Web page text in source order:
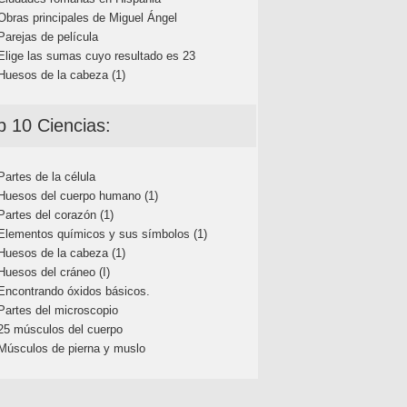
principales de Miguel Ángel
de película
las sumas cuyo resultado es 23
de la cabeza (1)
10 Ciencias:
de la célula
del cuerpo humano (1)
del corazón (1)
químicos y sus símbolos (1)
de la cabeza (1)
del cráneo (I)
óxidos básicos.
del microscopio
músculos del cuerpo
de pierna y muslo